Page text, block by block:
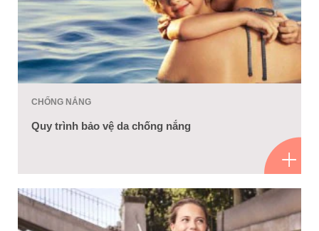
CHỐNG NẮNG
Quy trình bảo vệ da chống nắng